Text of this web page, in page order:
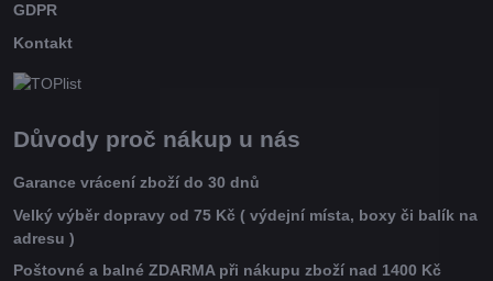
GDPR
Kontakt
Důvody proč nákup u nás
Garance vrácení zboží do 30 dnů
Velký výběr dopravy od 75 Kč ( výdejní místa, boxy či balík na
adresu )
Poštovné a balné ZDARMA při nákupu zboží nad 1400 Kč